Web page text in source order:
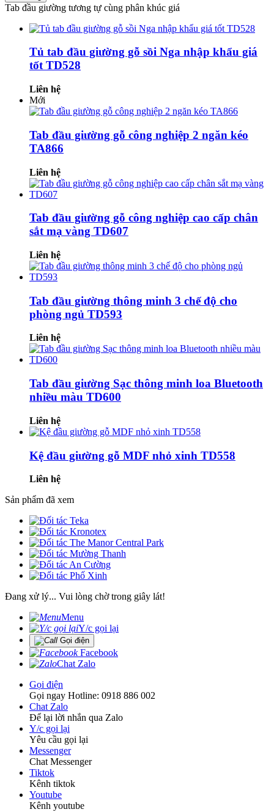
Tab đầu giường tương tự cùng phân khúc giá
Tủ tab đầu giường gỗ sồi Nga nhập khẩu giá
tốt TD528
Liên hệ
Mới
Tab đầu giường gỗ công nghiệp 2 ngăn kéo
TA866
Liên hệ
Tab đầu giường gỗ công nghiệp cao cấp chân
sắt mạ vàng TD607
Liên hệ
Tab đầu giường thông minh 3 chế độ cho
phòng ngủ TD593
Liên hệ
Tab đầu giường Sạc thông minh loa Bluetooth
nhiều màu TD600
Liên hệ
Kệ đầu giường gỗ MDF nhỏ xinh TD558
Liên hệ
Sản phẩm đã xem
Đang xử lý... Vui lòng chờ trong giây lát!
Menu
Y/c gọi lại
Gọi điện
Facebook
Chat Zalo
Gọi điện
Gọi ngay Hotline: 0918 886 002
Chat Zalo
Để lại lời nhắn qua Zalo
Y/c gọi lại
Yêu cầu gọi lại
Messenger
Chat Messenger
Tiktok
Kênh tiktok
Youtube
Kênh youtube